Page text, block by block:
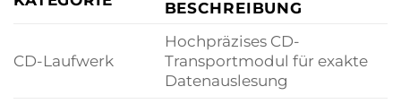
BESCHREIBUNG
CD-Laufwerk
Hochpräzises CD-
Transportmodul für exakte
Datenauslesung